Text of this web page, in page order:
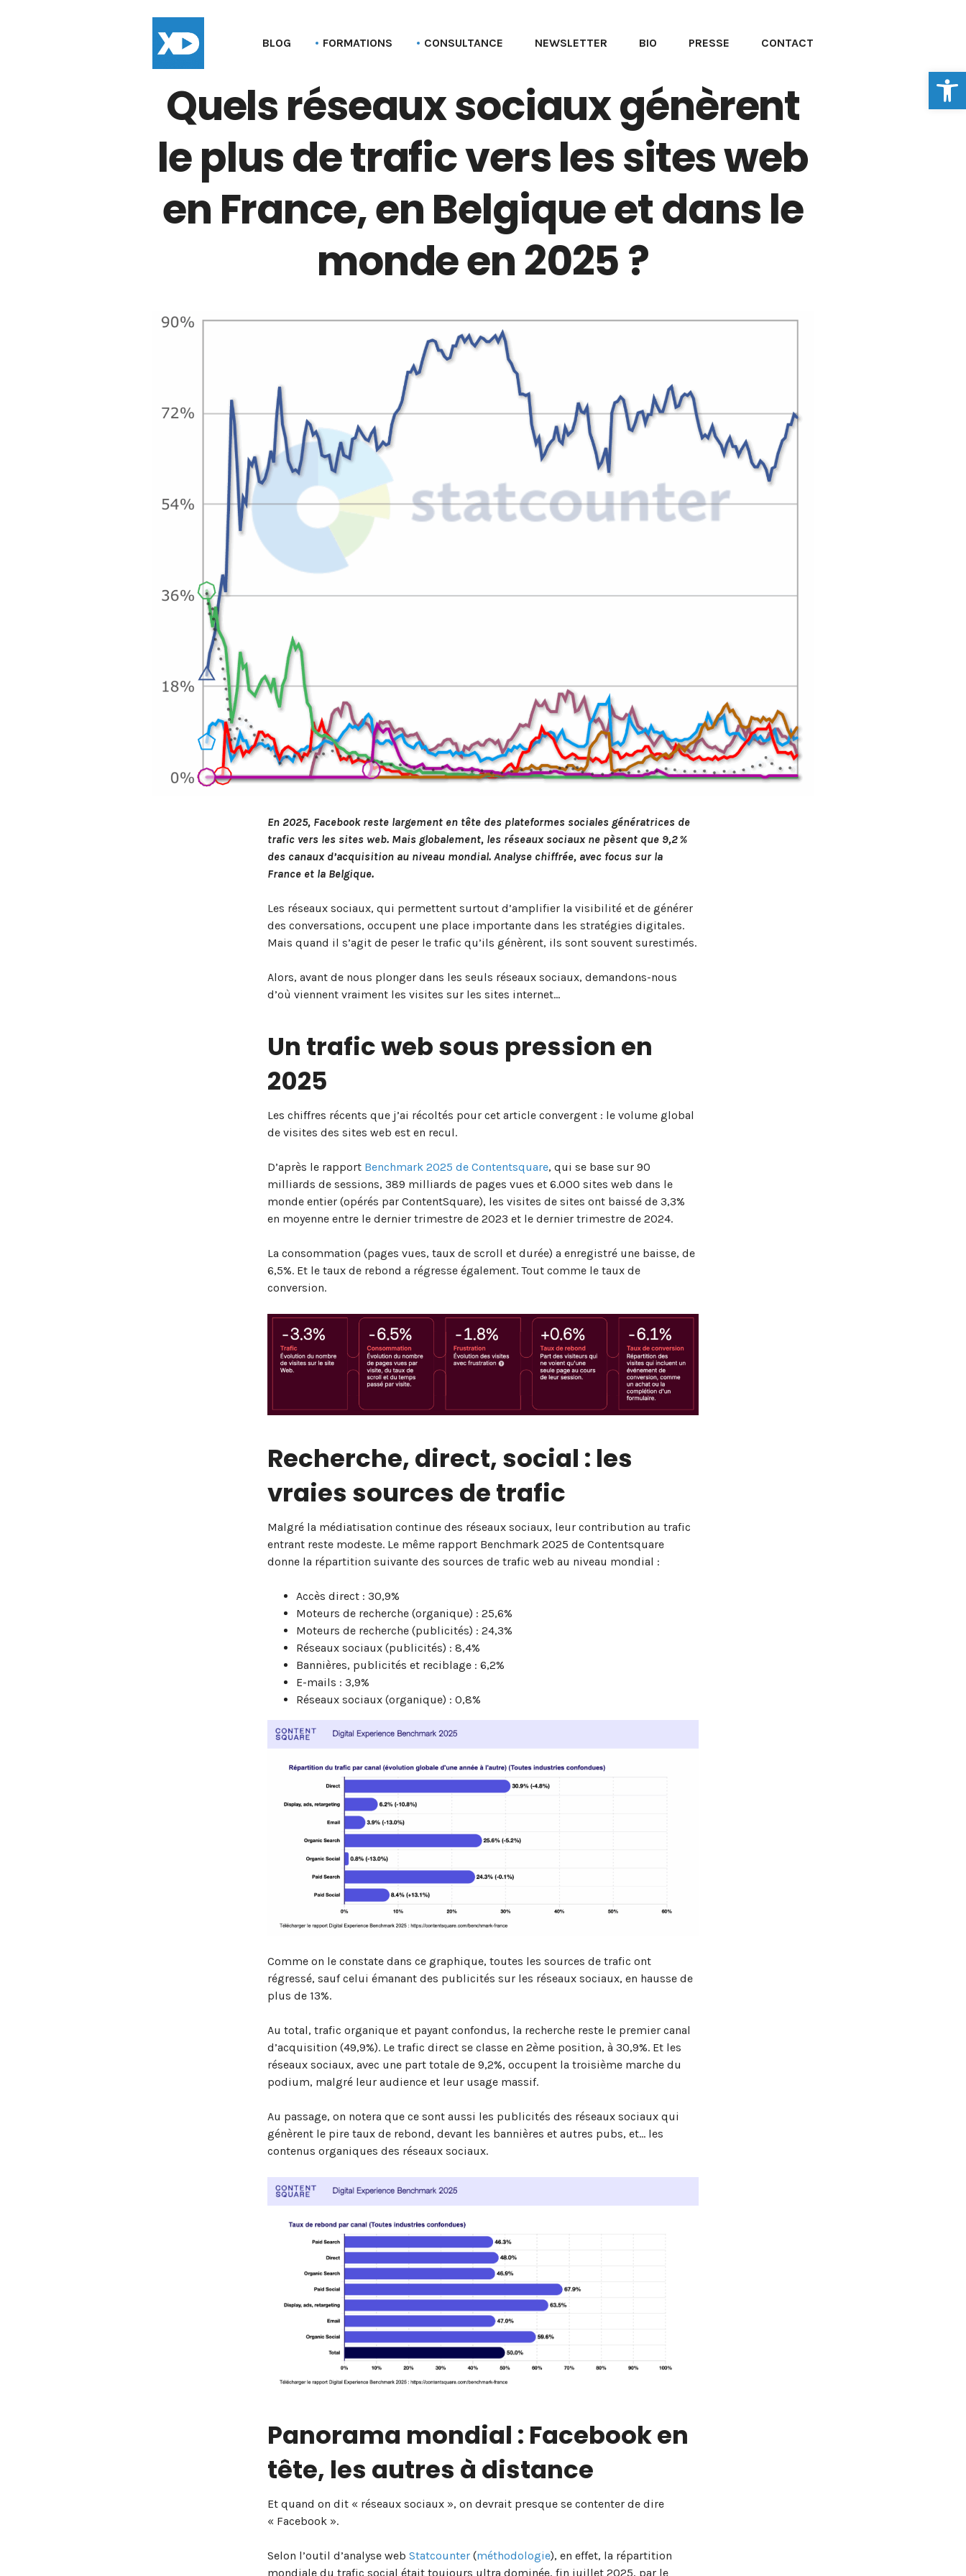
Ouvrir
BLOG FORMATIONS
Formation aux pages Linkedin (entreprise)
Formation Social selling
Formation LinkedIn Sales Navigator
Formation Employer branding
Formation Bluesky
CONSULTANCE
Parcours Employee advocacy
NEWSLETTER BIO PRESSE CONTACT
Quels réseaux sociaux génèrent
le plus de trafic vers les sites web
en France, en Belgique et dans le
monde en 2025 ?
En 2025, Facebook reste largement en tête des plateformes sociales génératrices de
trafic vers les sites web. Mais globalement, les réseaux sociaux ne pèsent que 9,2 %
des canaux d’acquisition au niveau mondial. Analyse chiffrée, avec focus sur la
France et la Belgique.
Les réseaux sociaux, qui permettent surtout d’amplifier la visibilité et de générer
des conversations, occupent une place importante dans les stratégies digitales.
Mais quand il s’agit de peser le trafic qu’ils génèrent, ils sont souvent surestimés.
Alors, avant de nous plonger dans les seuls réseaux sociaux, demandons-nous
d’où viennent vraiment les visites sur les sites internet…
Un trafic web sous pression en
2025
Les chiffres récents que j’ai récoltés pour cet article convergent : le volume global
de visites des sites web est en recul.
D’après le rapport Benchmark 2025 de Contentsquare, qui se base sur 90
milliards de sessions, 389 milliards de pages vues et 6.000 sites web dans le
monde entier (opérés par ContentSquare), les visites de sites ont baissé de 3,3%
en moyenne entre le dernier trimestre de 2023 et le dernier trimestre de 2024.
La consommation (pages vues, taux de scroll et durée) a enregistré une baisse, de
6,5%. Et le taux de rebond a régresse également. Tout comme le taux de
conversion.
Recherche, direct, social : les
vraies sources de trafic
Malgré la médiatisation continue des réseaux sociaux, leur contribution au trafic
entrant reste modeste. Le même rapport Benchmark 2025 de Contentsquare
donne la répartition suivante des sources de trafic web au niveau mondial :
Accès direct : 30,9%
Moteurs de recherche (organique) : 25,6%
Moteurs de recherche (publicités) : 24,3%
Réseaux sociaux (publicités) : 8,4%
Bannières, publicités et reciblage : 6,2%
E-mails : 3,9%
Réseaux sociaux (organique) : 0,8%
Comme on le constate dans ce graphique, toutes les sources de trafic ont
régressé, sauf celui émanant des publicités sur les réseaux sociaux, en hausse de
plus de 13%.
Au total, trafic organique et payant confondus, la recherche reste le premier canal
d’acquisition (49,9%). Le trafic direct se classe en 2ème position, à 30,9%. Et les
réseaux sociaux, avec une part totale de 9,2%, occupent la troisième marche du
podium, malgré leur audience et leur usage massif.
Au passage, on notera que ce sont aussi les publicités des réseaux sociaux qui
génèrent le pire taux de rebond, devant les bannières et autres pubs, et… les
contenus organiques des réseaux sociaux.
Panorama mondial : Facebook en
tête, les autres à distance
Et quand on dit « réseaux sociaux », on devrait presque se contenter de dire
« Facebook ».
Selon l’outil d’analyse web Statcounter (méthodologie), en effet, la répartition
mondiale du trafic social était toujours ultra dominée, fin juillet 2025, par le